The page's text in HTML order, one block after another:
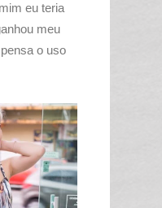
eu teria
meu
o uso